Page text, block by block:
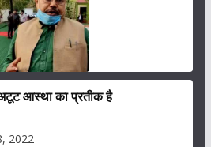
आस्था का प्रतीक है
2022